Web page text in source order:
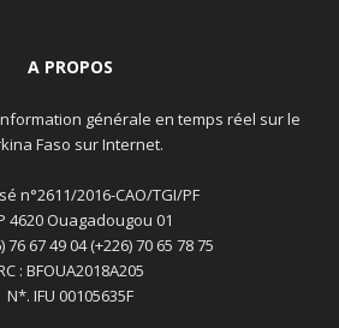
A PROPOS
générale en temps réel sur le
Faso sur Internet.
n°2611/2016-CAO/TGI/PF
4620 Ouagadougou 01
76 67 49 04 (+226) 70 65 78 75
: BFOUA2018A205
N*. IFU 00105635F